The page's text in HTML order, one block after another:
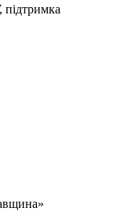
підтримка